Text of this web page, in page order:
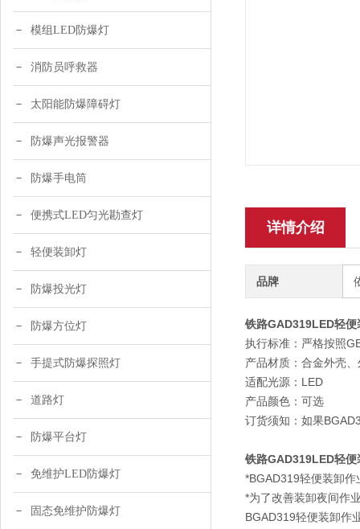
模组LED防爆灯
消防员呼救器
太阳能防爆障碍灯
防爆声光报警器
防爆手电筒
便携式LED匀光勘查灯
轻便装卸灯
防爆投光灯
防爆方位灯
手提式防爆探照灯
道路灯
防爆平台灯
免维护LED防爆灯
固态免维护防爆灯
详情介绍
品牌
铁路GAD319LED轻便
执行标准：严格按照
产品材质：合金外壳
适配光源：LED
产品颜色：可选
订货须知：如果
铁路GAD319LED轻便
*BGAD319轻便装卸
*为了改善装卸夜间作
BGAD319轻便装卸作